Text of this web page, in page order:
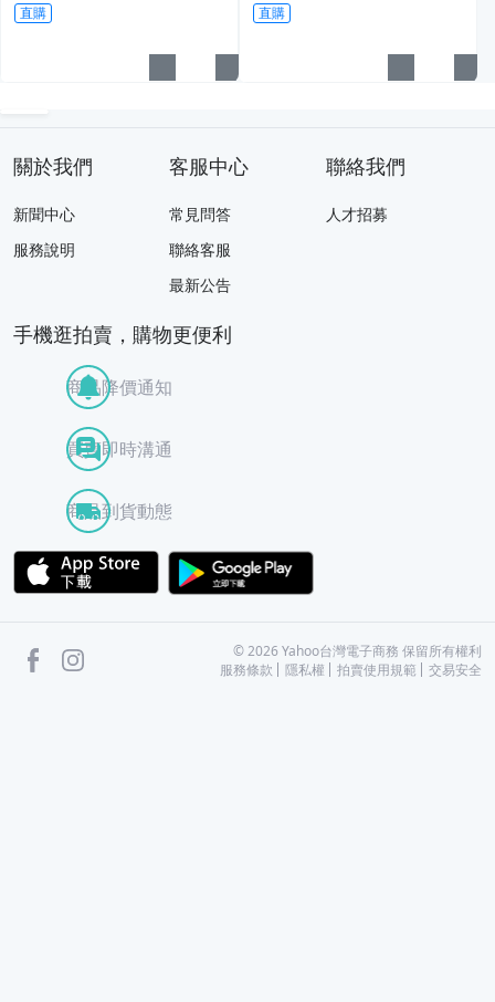
直購 直購
關於我們
新聞中心
服務說明
客服中心
常見問答
聯絡客服
最新公告
聯絡我們
人才招募
手機逛拍賣，購物更便利
商品降價通知
買賣即時溝通
商品到貨動態
APP Store
facebook ©2026 Yahoo台灣電子商務 保留所有權利
服務條款
隱私權 拍賣使用規範 交易安全